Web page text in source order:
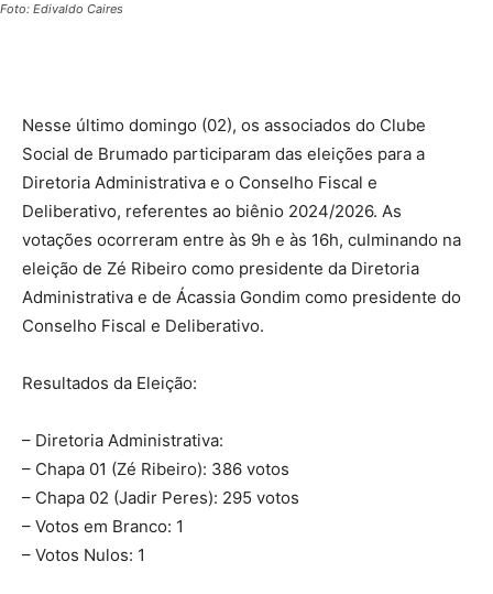
Foto: Edivaldo Caires
Nesse último domingo (02), os associados do Clube
Social de Brumado participaram das eleições para a
Diretoria Administrativa e o Conselho Fiscal e
Deliberativo, referentes ao biênio 2024/2026. As
votações ocorreram entre às 9h e às 16h, culminando na
eleição de Zé Ribeiro como presidente da Diretoria
Administrativa e de Ácassia Gondim como presidente do
Conselho Fiscal e Deliberativo.
Resultados da Eleição:
– Diretoria Administrativa:
– Chapa 01 (Zé Ribeiro): 386 votos
– Chapa 02 (Jadir Peres): 295 votos
– Votos em Branco: 1
– Votos Nulos: 1